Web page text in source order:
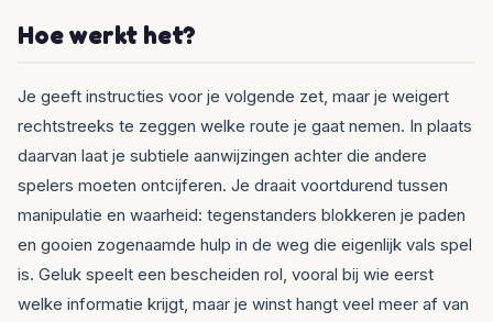
Hoe werkt het?
Je geeft instructies voor je volgende zet, maar je weigert
rechtstreeks te zeggen welke route je gaat nemen. In plaats
daarvan laat je subtiele aanwijzingen achter die andere
spelers moeten ontcijferen. Je draait voortdurend tussen
manipulatie en waarheid: tegenstanders blokkeren je paden
en gooien zogenaamde hulp in de weg die eigenlijk vals spel
is. Geluk speelt een bescheiden rol, vooral bij wie eerst
welke informatie krijgt, maar je winst hangt veel meer af van